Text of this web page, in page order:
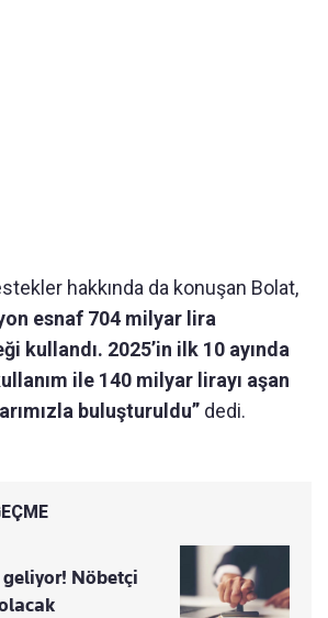
hakkında da konuşan Bolat,
esnaf 704 milyar lira
kullandı. 2025’in ilk 10 ayında
ile 140 milyar lirayı aşan
buluşturuldu” dedi.
Nöbetçi